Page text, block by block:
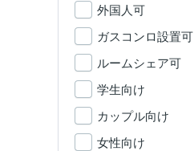
外国人可
ガスコンロ設置可
ルームシェア可
学生向け
カップル向け
女性向け